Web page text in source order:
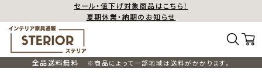
セール・値下げ対象商品はこちら！
夏期休業・納期のお知らせ
全品送料無料
※商品によって一部地域は送料がかかります。